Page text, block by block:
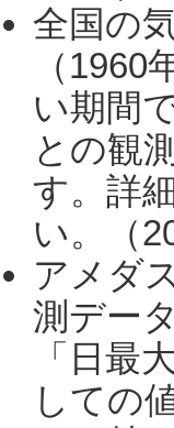
全国の
（
い期間
との観
す。詳
い。（
アメダ
測デー
「日最
しての